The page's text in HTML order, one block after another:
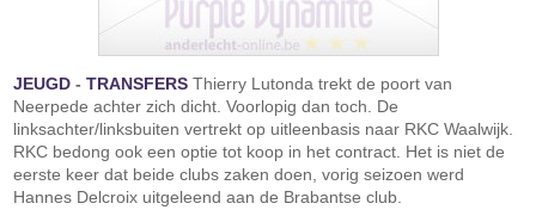
JEUGD -TRANSFERS Thierry Lutonda trekt de poort van
Neerpede achter zich dicht. Voorlopig dan toch. De
linksachter/linksbuiten vertrekt op uitleenbasis naar RKC Waalwijk.
RKC bedong ook een optie tot koop in het contract. Het is niet de
eerste keer dat beide clubs zaken doen, vorig seizoen werd
Hannes Delcroix uitgeleend aan de Brabantse club.